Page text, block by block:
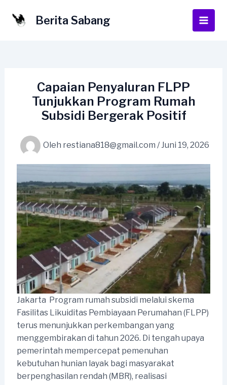
Berita Sabang
Main
Capaian Penyaluran FLPP
Tunjukkan Program Rumah
Subsidi Bergerak Positif
Oleh restiana818@gmail.com /Juni 19, 2026
Jakarta  Program rumah subsidi melalui skema
Fasilitas Likuiditas Pembiayaan Perumahan (FLPP)
terus menunjukkan perkembangan yang
menggembirakan di tahun 2026. Di tengah upaya
pemerintah mempercepat pemenuhan
kebutuhan hunian layak bagi masyarakat
berpenghasilan rendah (MBR), realisasi